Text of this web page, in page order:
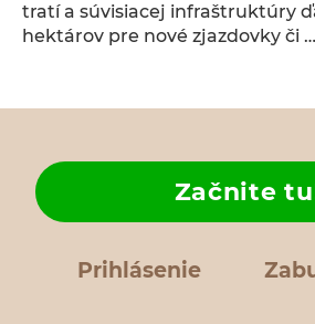
tratí a súvisiacej infraštruktúry
hektárov pre nové zjazdovky či …
Prihlásenie
Začnite